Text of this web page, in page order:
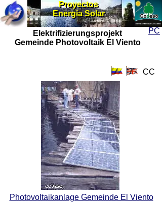
Elektrifizierungsprojekt
Gemeinde Photovoltaik El Viento
Proyectos
Energia Solar
Proyectos
Energia Solar
CC
PC
Photovoltaikanlage Gemeinde El Viento